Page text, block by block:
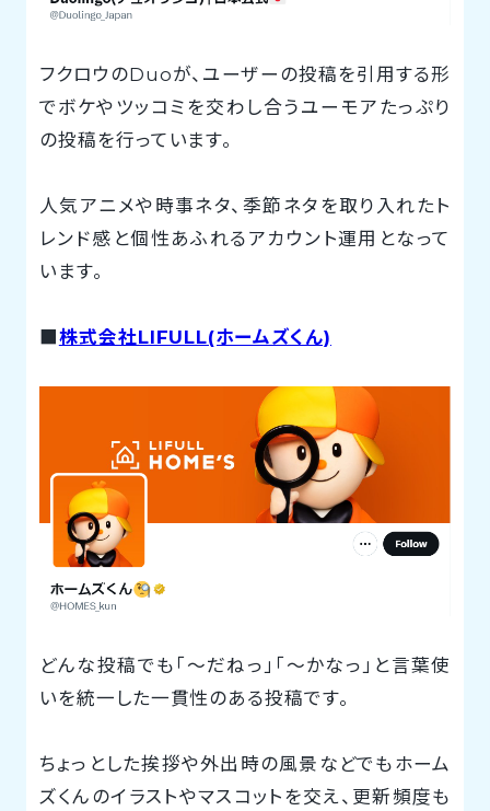
フクロウのDuoが、ユーザーの投稿を引用する形
でボケやツッコミを交わし合うユーモアたっぷり
の投稿を行っています。
人気アニメや時事ネタ、季節ネタを取り入れたト
レンド感と個性あふれるアカウント運用となって
います。
■株式会社LIFULL(ホームズくん)
どんな投稿でも「～だねっ」「～かなっ」と言葉使
いを統一した一貫性のある投稿です。
ちょっとした挨拶や外出時の風景などでもホーム
ズくんのイラストやマスコットを交え、更新頻度も